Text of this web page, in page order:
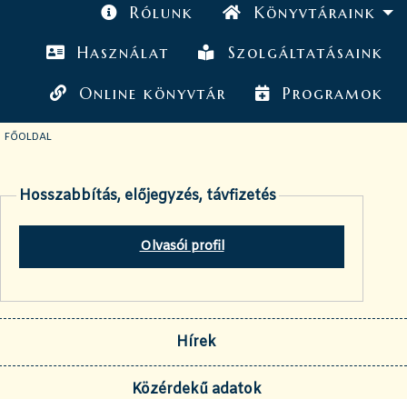
Rólunk Könyvtáraink
Használat Szolgáltatásaink
Online könyvtár Programok
JELENLEGI OLDAL:
FŐOLDAL
Hosszabbítás, előjegyzés, távfizetés
Olvasói profil
Hírek
Közérdekű adatok